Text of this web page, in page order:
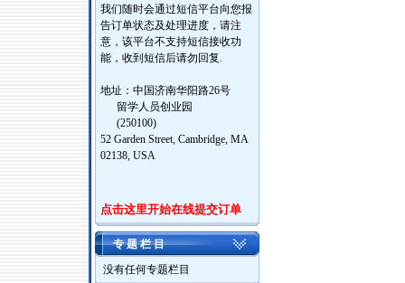
我们随时会通过短信平台向您报
告订单状态及处理进度，请注
意，该平台不支持短信接收功
能，收到短信后请勿回复.
地址：中国济南华阳路26号
留学人员创业园
(250100)
52 Garden Street, Cambridge, MA
02138, USA
点击这里开始在线提交订单
专 题 栏 目
没有任何专题栏目